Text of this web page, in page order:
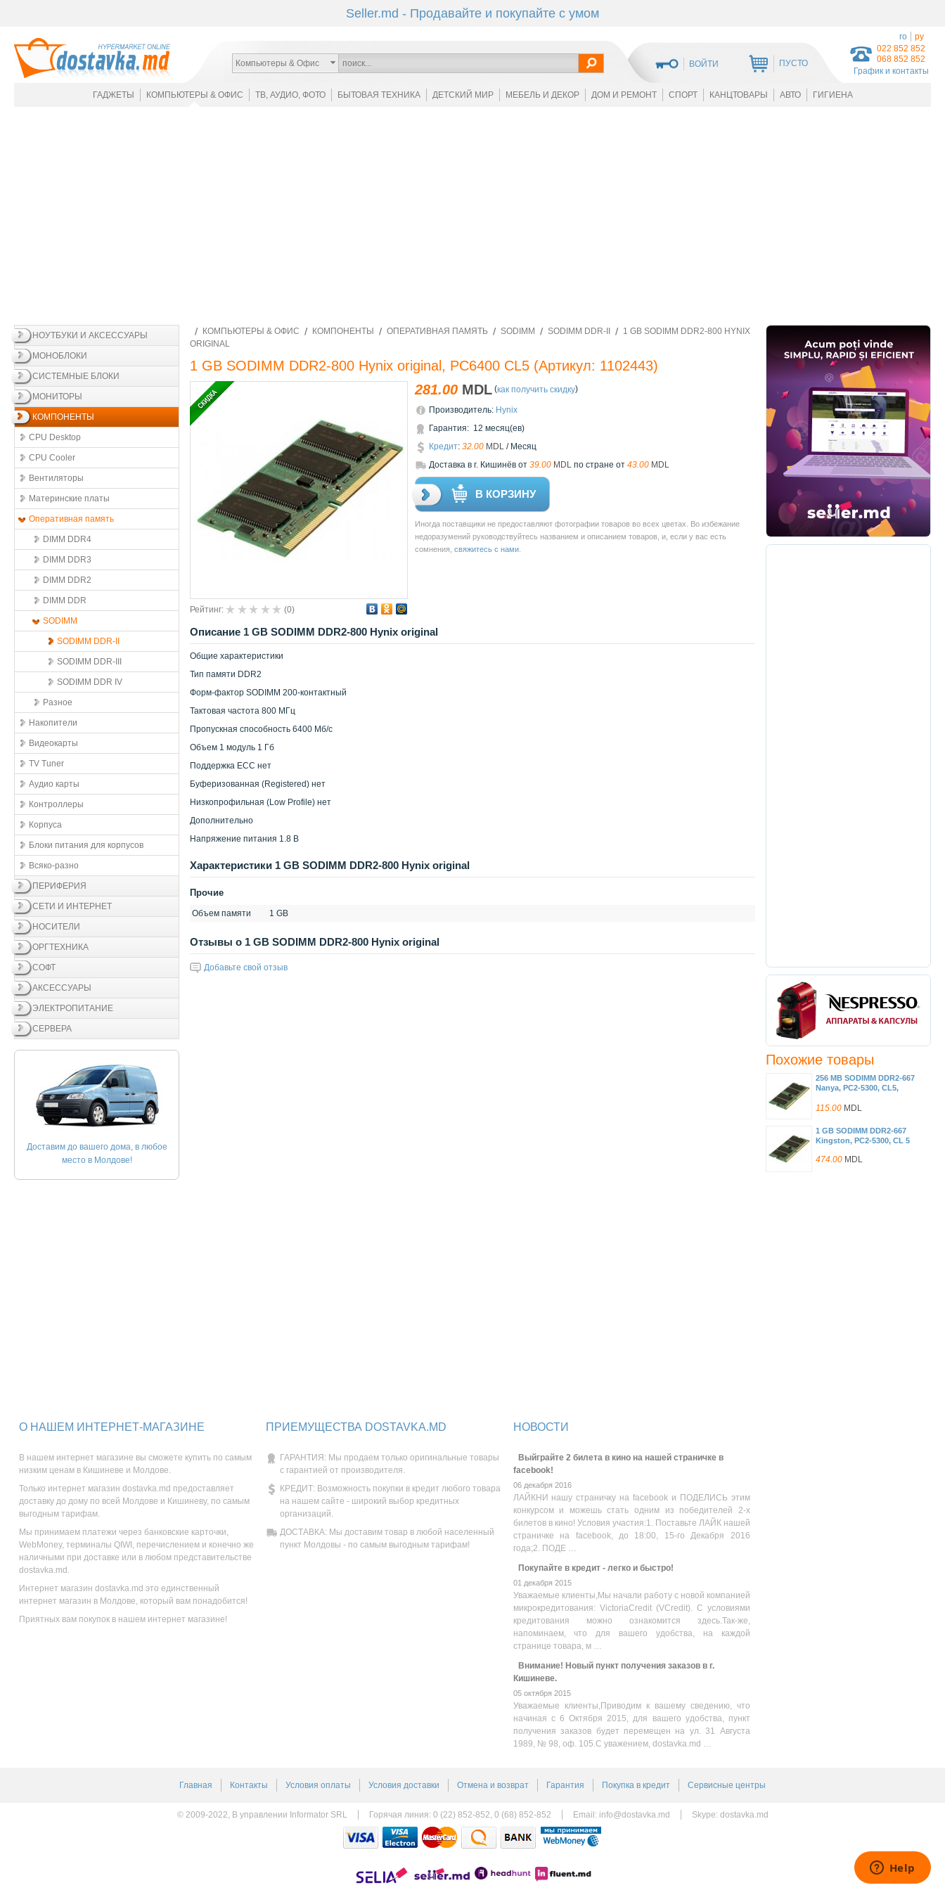
Seller.md - Продавайте и покупайте с умом
022 852 852
068 852 852
График и контакты
Компьютеры & Офис ВОЙТИ ПУСТО
ro ру
ГАДЖЕТЫ КОМПЬЮТЕРЫ & ОФИС ТВ, АУДИО, ФОТО БЫТОВАЯ ТЕХНИКА ДЕТСКИЙ МИР МЕБЕЛЬ И ДЕКОР ДОМ И РЕМОНТ СПОРТ КАНЦТОВАРЫ АВТО ГИГИЕНА
НОУТБУКИ И АКСЕССУАРЫ
МОНОБЛОКИ
СИСТЕМНЫЕ БЛОКИ
МОНИТОРЫ
КОМПОНЕНТЫ
CPU Desktop
CPU Cooler
Вентиляторы
Материнские платы
Оперативная память
DIMM DDR4
DIMM DDR3
DIMM DDR2
DIMM DDR
SODIMM
SODIMM DDR-II
SODIMM DDR-III
SODIMM DDR IV
Разное
Накопители
Видеокарты
TV Tuner
Аудио карты
Контроллеры
Корпуса
Блоки питания для корпусов
Всяко-разно
ПЕРИФЕРИЯ
СЕТИ И ИНТЕРНЕТ
НОСИТЕЛИ
ОРГТЕХНИКА
СОФТ
АКСЕССУАРЫ
ЭЛЕКТРОПИТАНИЕ
СЕРВЕРА
Доставим до вашего дома, в любое
место в Молдове!
Похожие товары
256 MB SODIMM DDR2-667
Nanya, PC2-5300, CL5,
115.00 MDL
1 GB SODIMM DDR2-667
Kingston, PC2-5300, CL 5
474.00 MDL
КОМПЬЮТЕРЫ & ОФИС КОМПОНЕНТЫ ОПЕРАТИВНАЯ ПАМЯТЬ SODIMM SODIMM DDR-II
1 GB SODIMM DDR2-800 HYNIX
ORIGINAL
1 GB SODIMM DDR2-800 Hynix original, PC6400 CL5 (Артикул: 1102443)
Рейтинг: (0)
281.00 MDL (как получить скидку)
Производитель: Hynix
Гарантия: 12 месяц(ев)
Кредит: 32.00 MDL / Месяц
Доставкa в г. Кишинёв от 39.00 MDL по стране от 43.00 MDL
В КОРЗИНУ
Иногда поставщики не предоставляют фотографии товаров во всех цветах. Во избежание
недоразумений руководствуйтесь названием и описанием товаров, и, если у вас есть
сомнения, свяжитесь с нами
Описание 1 GB SODIMM DDR2-800 Hynix original
Общие характеристики
Тип памяти DDR2
Форм-фактор SODIMM 200-контактный
Тактовая частота 800 МГц
Пропускная способность 6400 Мб/с
Объем 1 модуль 1 Гб
Поддержка ECC нет
Буферизованная (Registered) нет
Низкопрофильная (Low Profile) нет
Дополнительно
Напряжение питания 1.8 В
Xарактеристики 1 GB SODIMM DDR2-800 Hynix original
Прочие
Объем памяти 1 GB
Отзывы о 1 GB SODIMM DDR2-800 Hynix original
Добавьте свой отзыв
О НАШЕМ ИНТЕРНЕТ-МАГАЗИНЕ
В нашем интернет магазине вы сможете купить по самым
низким ценам в Кишиневе и Молдове.
Только интернет магазин dostavka.md предоставляет
доставку до дому по всей Молдове и Кишиневу, по самым
выгодным тарифам.
Мы принимаем платежи через банковские карточки,
WebMoney, терминалы QIWI, перечислением и конечно же
наличными при доставке или в любом представительстве
dostavka.md.
Интернет магазин dostavka.md это единственный
интернет магазин в Молдове, который вам понадобится!
Приятных вам покупок в нашем интернет магазине!
ПРИЕМУЩЕСТВА DOSTAVKA.MD
ГАРАНТИЯ: Мы продаем только оригинальные товары
с гарантией от производителя.
КРЕДИТ: Возможность покупки в кредит любого товара
на нашем сайте - широкий выбор кредитных
организаций.
ДОСТАВКА: Мы доставим товар в любой населенный
пункт Молдовы - по самым выгодным тарифам!
НОВОСТИ
Выйграйте 2 билета в кино на нашей страничке в
facebook!
06 декабря 2016
ЛАЙКНИ нашу страничку на facebook и ПОДЕЛИСЬ этим
конкурсом и можешь стать одним из победителей 2-х
билетов в кино! Условия участия:1. Поставьте ЛАЙК нашей
страничке на facebook, до 18:00, 15-го Декабря 2016
года;2. ПОДЕ …
Покупайте в кредит - легко и быстро!
01 декабря 2015
Уважаемые клиенты,Мы начали работу с новой компанией
микрокредитования: VictoriaCredit (VCredit). С условиями
кредитования можно ознакомится здесь.Так-же,
напоминаем, что для вашего удобства, на каждой
странице товара, м …
Внимание! Новый пункт получения заказов в г.
Кишиневе.
05 октября 2015
Уважаемые клиенты,Приводим к вашему сведению, что
начиная с 6 Октября 2015, для вашего удобства, пункт
получения заказов будет перемещен на ул. 31 Августа
1989, № 98, оф. 105.С уважением, dostavka.md …
Главная Контакты Условия оплаты Условия доставки Отмена и возврат Гарантия Покупка в кредит Сервисные центры
© 2009-2022, В управлении Informator SRL Горячая линия: 0 (22) 852-852, 0 (68) 852-852 Email: info@dostavka.md Skype: dostavka.md